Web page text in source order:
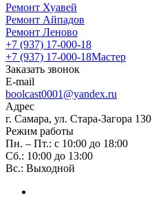
Ремонт Хуавей
Ремонт Айпадов
Ремонт Леново
+7 (937) 17-000-18
+7 (937) 17-000-18Мастер
Заказать звонок
E-mail
boolcast0001@yandex.ru
Адрес
г. Самара, ул. Стара-Загора 130
Режим работы
Пн. – Пт.: с 10:00 до 18:00
Сб.: 10:00 до 13:00
Вс.: Выходной